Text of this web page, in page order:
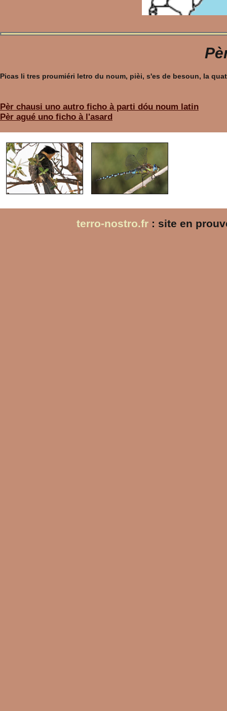
Picas li tres proumiéri letro du noum, pièi, s'es de besoun, la
Pèr chausi uno autro ficho à parti dóu noum latin
Pèr agué uno ficho à l'asard
terro-nostro.fr: site en